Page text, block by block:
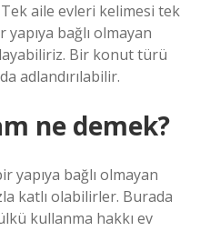
aile evleri kelimesi tek
yapıya bağlı olmayan
Bir konut türü
adlandırılabilir.
ne demek?
yapıya bağlı olmayan
katlı olabilirler. Burada
kullanma hakkı ev